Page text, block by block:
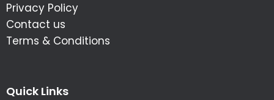
Privacy Policy
Contact us
Terms & Conditions
Quick Links